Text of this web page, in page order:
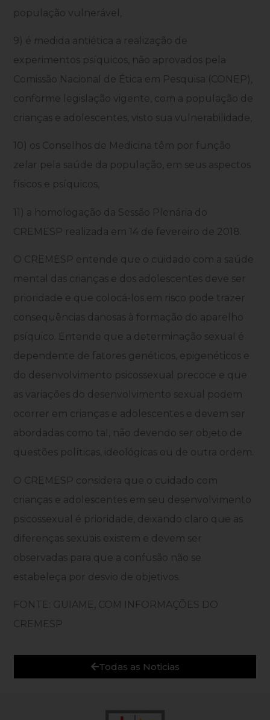
população vulnerável,
9) é medida antiética a realização de
experimentos psíquicos, não aprovados pela
Comissão Nacional de Ética em Pesquisa (CONEP),
conforme legislação vigente, com a população de
crianças e adolescentes, visto sua vulnerabilidade,
10) os Conselhos de Medicina têm por função
zelar pela saúde da população, em seus aspectos
físicos e psíquicos,
11) a homologação da Sessão Plenária do
CREMESP realizada em 14 de fevereiro de 2018.
O CREMESP entende que o cuidado com a saúde
mental das crianças e dos adolescentes deve ser
prioridade e que colocá-los em risco pode trazer
consequências danosas à formação do aparelho
psíquico. Entende que a determinação sexual é
dependente de fatores genéticos, epigenéticos e
do desenvolvimento psicossexual precoce e que
as variações do desenvolvimento sexual podem
ocorrer em crianças e adolescentes e devem ser
abordadas como tal, não devendo ser objeto de
questões políticas, ideológicas ou de outra ordem.
O CREMESP considera que o cuidado com
crianças e adolescentes em seu desenvolvimento
psicossexual é prioridade, deixando claro que as
diferenças sexuais existem e devem ser
observadas para que a confusão não se
estabeleça por desvio de objetivos.
FONTE: GUIAME, COM INFORMAÇÕES DO
CREMESP
Todas as Noticias